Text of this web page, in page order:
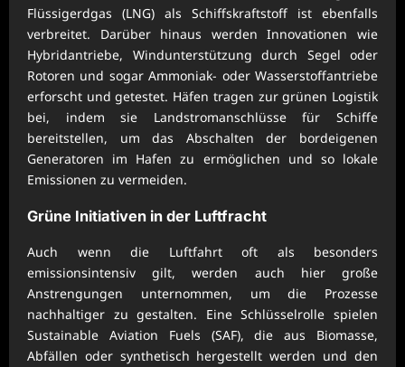
Flüssigerdgas (LNG) als Schiffskraftstoff ist ebenfalls
verbreitet. Darüber hinaus werden Innovationen wie
Hybridantriebe, Windunterstützung durch Segel oder
Rotoren und sogar Ammoniak- oder Wasserstoffantriebe
erforscht und getestet. Häfen tragen zur grünen Logistik
bei, indem sie Landstromanschlüsse für Schiffe
bereitstellen, um das Abschalten der bordeigenen
Generatoren im Hafen zu ermöglichen und so lokale
Emissionen zu vermeiden.
Grüne Initiativen in der Luftfracht
Auch wenn die Luftfahrt oft als besonders
emissionsintensiv gilt, werden auch hier große
Anstrengungen unternommen, um die Prozesse
nachhaltiger zu gestalten. Eine Schlüsselrolle spielen
Sustainable Aviation Fuels (SAF), die aus Biomasse,
Abfällen oder synthetisch hergestellt werden und den